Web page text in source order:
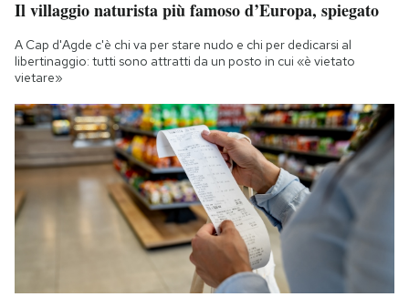
Il villaggio naturista più famoso d’Europa, spiegato
A Cap d'Agde c'è chi va per stare nudo e chi per dedicarsi al
libertinaggio: tutti sono attratti da un posto in cui «è vietato
vietare»